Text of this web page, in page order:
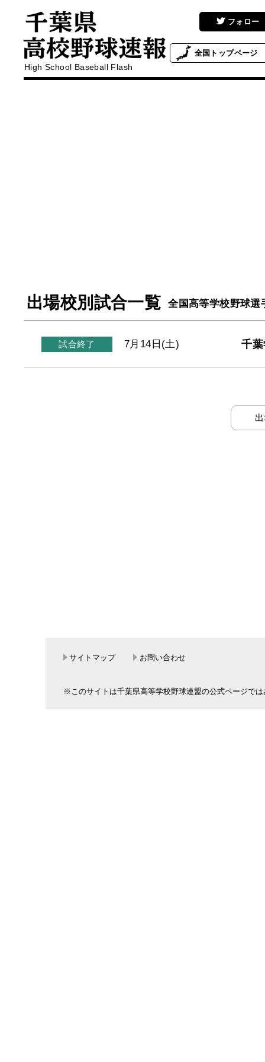
High School Baseball Flash
フォロー
全国 トップページ
出場校別試合一覧 全国高等学校野球選
試合終了 7月14日(土) 千
サイトマップ お問い合わせ
※このサイトは千葉県高等学校野球連盟の公式ページで